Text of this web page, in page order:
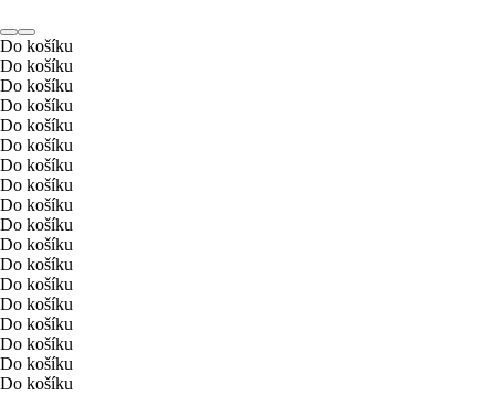
Do košíku
Do košíku
Do košíku
Do košíku
Do košíku
Do košíku
Do košíku
Do košíku
Do košíku
Do košíku
Do košíku
Do košíku
Do košíku
Do košíku
Do košíku
Do košíku
Do košíku
Do košíku